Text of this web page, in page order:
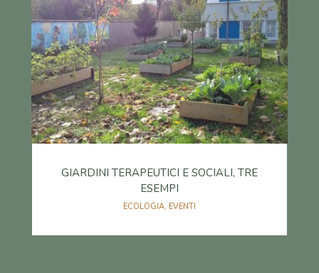
GIARDINI TERAPEUTICI E SOCIALI, TRE
ESEMPI
ECOLOGIA, EVENTI